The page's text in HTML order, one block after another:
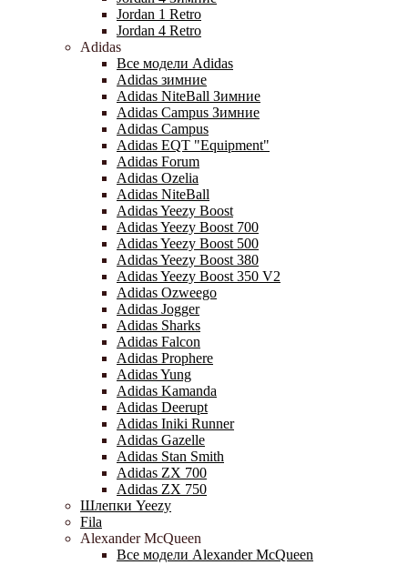
Jordan 1 Retro
Jordan 4 Retro
Adidas
Все модели Adidas
Adidas зимние
Adidas NiteBall Зимние
Adidas Campus Зимние
Adidas Campus
Adidas EQT "Equipment"
Adidas Forum
Adidas Ozelia
Adidas NiteBall
Adidas Yeezy Boost
Adidas Yeezy Boost 700
Adidas Yeezy Boost 500
Adidas Yeezy Boost 380
Adidas Yeezy Boost 350 V2
Adidas Ozweego
Adidas Jogger
Adidas Sharks
Adidas Falcon
Adidas Prophere
Adidas Yung
Adidas Kamanda
Adidas Deerupt
Adidas Iniki Runner
Adidas Gazelle
Adidas Stan Smith
Adidas ZX 700
Adidas ZX 750
Шлепки Yeezy
Fila
Alexander McQueen
Все модели Alexander McQueen